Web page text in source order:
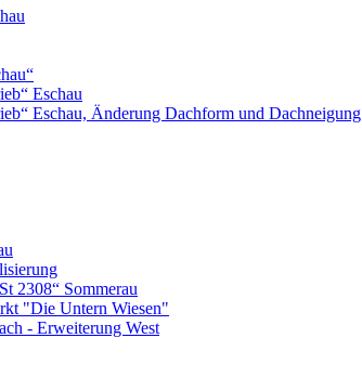
Eschau
Eschau, Änderung Dachform und Dachneigung
2308“ Sommerau
"Die Untern Wiesen"
- Erweiterung West